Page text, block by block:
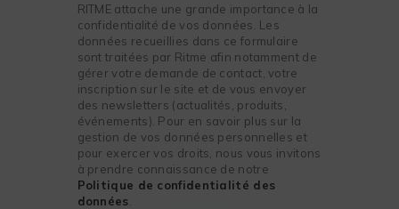
RITME attache une grande importance à la
confidentialité de vos données. Les
données recueillies dans ce formulaire
sont traitées par Ritme afin notamment de
gérer votre demande de contact, votre
inscription sur le site et de vous envoyer
des newsletters (actualités, produits,
événements). Pour en savoir plus sur la
gestion de vos données personnelles et
pour exercer vos droits, nous vous invitons
à prendre connaissance de notre
Politique de confidentialité des
données